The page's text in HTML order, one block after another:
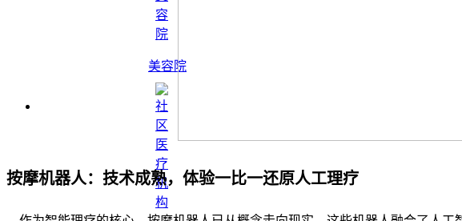
美容院
按摩机器人：技术成熟，体验一比一还原人工理疗